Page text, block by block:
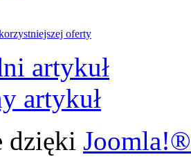
oferty
artykuł
artykuł
dzięki Joomla!®